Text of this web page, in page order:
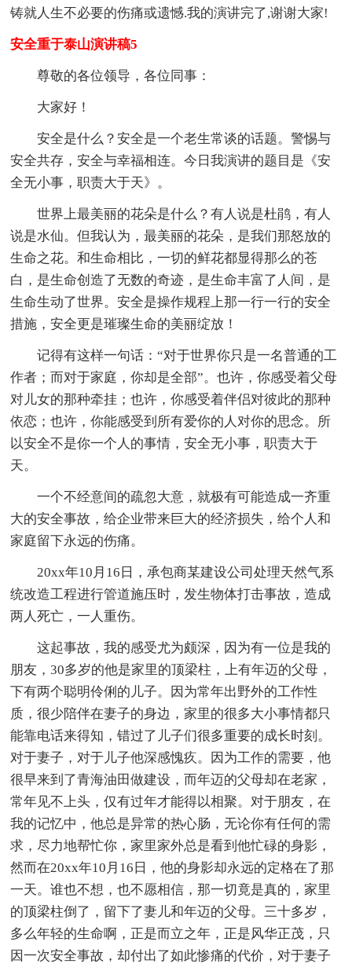
铸就人生不必要的伤痛或遗憾.我的演讲完了,谢谢大家!
安全重于泰山演讲稿5
尊敬的各位领导，各位同事：
大家好！
安全是什么？安全是一个老生常谈的话题。警惕与
安全共存，安全与幸福相连。今日我演讲的题目是《安
全无小事，职责大于天》。
世界上最美丽的花朵是什么？有人说是杜鹃，有人
说是水仙。但我认为，最美丽的花朵，是我们那怒放的
生命之花。和生命相比，一切的鲜花都显得那么的苍
白，是生命创造了无数的奇迹，是生命丰富了人间，是
生命生动了世界。安全是操作规程上那一行一行的安全
措施，安全更是璀璨生命的美丽绽放！
记得有这样一句话：“对于世界你只是一名普通的工
作者；而对于家庭，你却是全部”。也许，你感受着父母
对儿女的那种牵挂；也许，你感受着伴侣对彼此的那种
依恋；也许，你能感受到所有爱你的人对你的思念。所
以安全不是你一个人的事情，安全无小事，职责大于
天。
一个不经意间的疏忽大意，就极有可能造成一齐重
大的安全事故，给企业带来巨大的经济损失，给个人和
家庭留下永远的伤痛。
20xx年10月16日，承包商某建设公司处理天然气系
统改造工程进行管道施压时，发生物体打击事故，造成
两人死亡，一人重伤。
这起事故，我的感受尤为颇深，因为有一位是我的
朋友，30多岁的他是家里的顶梁柱，上有年迈的父母，
下有两个聪明伶俐的儿子。因为常年出野外的工作性
质，很少陪伴在妻子的身边，家里的很多大小事情都只
能靠电话来得知，错过了儿子们很多重要的成长时刻。
对于妻子，对于儿子他深感愧疚。因为工作的需要，他
很早来到了青海油田做建设，而年迈的父母却在老家，
常年见不上头，仅有过年才能得以相聚。对于朋友，在
我的记忆中，他总是异常的热心肠，无论你有任何的需
求，尽力地帮忙你，家里家外总是看到他忙碌的身影，
然而在20xx年10月16日，他的身影却永远的定格在了那
一天。谁也不想，也不愿相信，那一切竟是真的，家里
的顶梁柱倒了，留下了妻儿和年迈的父母。三十多岁，
多么年轻的生命啊，正是而立之年，正是风华正茂，只
因一次安全事故，却付出了如此惨痛的代价，对于妻子